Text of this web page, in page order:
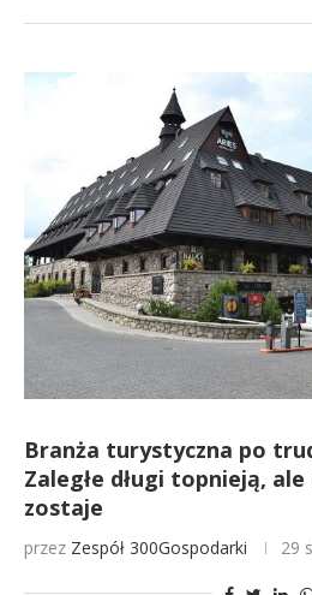
Branża turystyczna po
Zaległe długi topnieją,
zostaje
przez Zespół 300Gospodarki 29